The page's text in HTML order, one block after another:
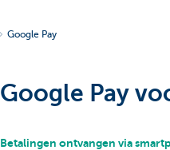
Google Pay
Google Pay
Betalingen ontvangen via